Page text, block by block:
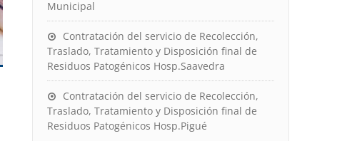
Municipal
Contratación del servicio de Recolección,
Traslado, Tratamiento y Disposición final de
Residuos Patogénicos Hosp.Saavedra
Contratación del servicio de Recolección,
Traslado, Tratamiento y Disposición final de
Residuos Patogénicos Hosp.Pigué